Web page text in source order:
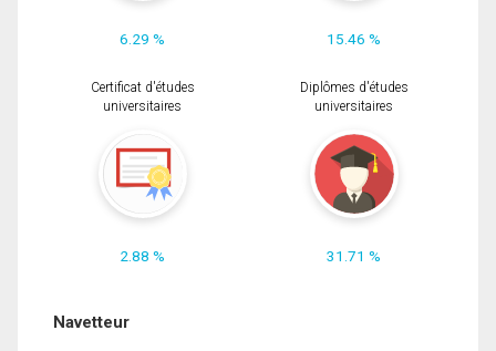
6.29 % 15.46 %
Certificat d'études
universitaires
2.88 %
Diplômes d'études
universitaires
31.71 %
Navetteur